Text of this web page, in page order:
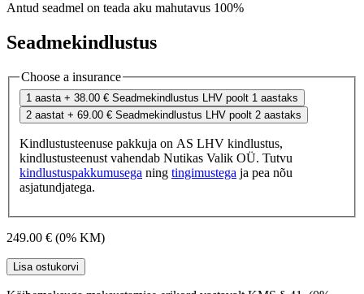
Antud seadmel on teada aku mahutavus 100%
Seadmekindlustus
Choose a insurance
1 aasta + 38.00 € Seadmekindlustus LHV poolt 1 aastaks
2 aastat + 69.00 € Seadmekindlustus LHV poolt 2 aastaks
Kindlustusteenuse pakkuja on AS LHV kindlustus,
kindlustusteenust vahendab Nutikas Valik OÜ. Tutvu
kindlustuspakkumusega ning tingimustega ja pea nõu
asjatundjatega.
249.00 € (0% KM)
Lisa ostukorvi